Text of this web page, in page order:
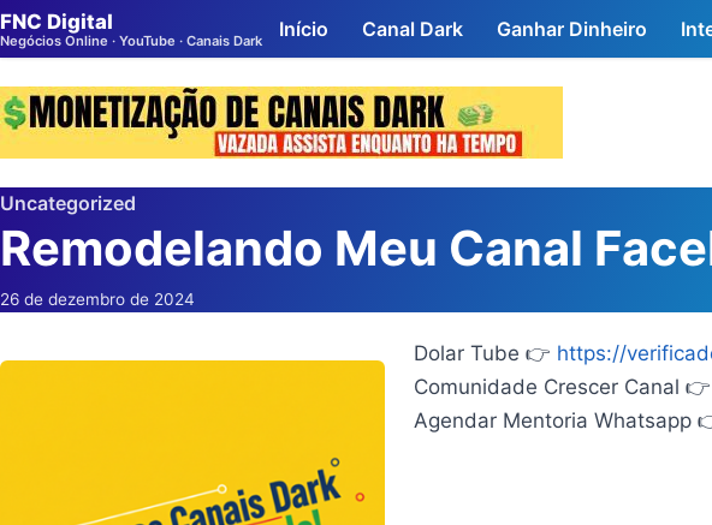
FNC Digital
Negócios Online · YouTube · Canais Dark Início Canal Dark Ganhar Dinheiro
Uncategorized
Remodelando Meu Canal
26 de dezembro de 2024
Dolar Tube 👉 https://
Comunidade Crescer Canal 👉
Agendar Mentoria Whatsapp